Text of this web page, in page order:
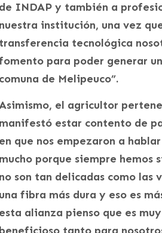
de INDAP y también a
nuestra institución, una vez
transferencia tecnológica
para poder generar
comuna de Melipeuco”.
el agricultor
manifestó estar contento de
en que nos empezaron a
mucho porque siempre hemos
no son tan delicadas como las
una fibra más dura y eso es
esta alianza pienso que es